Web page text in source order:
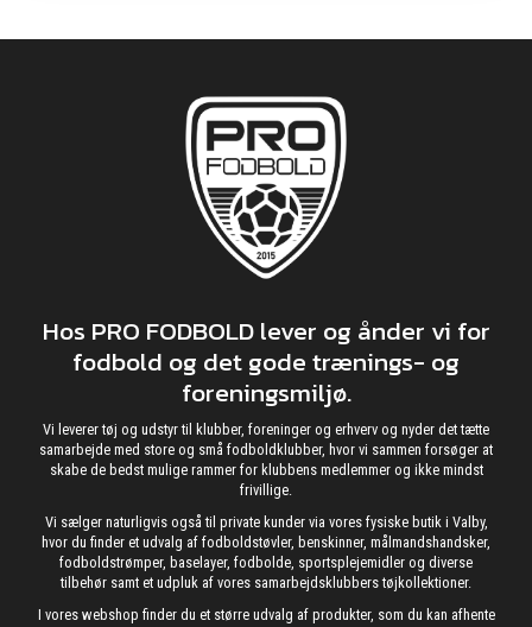
Hos PRO FODBOLD lever og ånder vi for
fodbold og det gode trænings- og
foreningsmiljø.
Vi leverer tøj og udstyr til klubber, foreninger og erhverv og nyder det tætte
samarbejde med store og små fodboldklubber, hvor vi sammen forsøger at
skabe de bedst mulige rammer for klubbens medlemmer og ikke mindst
frivillige.
Vi sælger naturligvis også til private kunder via vores fysiske butik i Valby,
hvor du finder et udvalg af fodboldstøvler, benskinner, målmandshandsker,
fodboldstrømper, baselayer, fodbolde, sportsplejemidler og diverse
tilbehør samt et udpluk af vores samarbejdsklubbers tøjkollektioner.
I vores webshop finder du et større udvalg af produkter, som du kan afhente